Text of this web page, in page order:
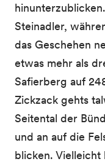
Steinadler,
das Geschehen
etwas mehr als
Safierberg auf
Zickzack gehts
Seitental der
und an auf die
blicken. Vielleicht